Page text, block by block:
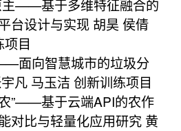
主——基于多维特征融合的
台设计与实现 胡昊 侯倩
目
面向智慧城市的垃圾分
凡 马玉洁 创新训练项目
”——基于云端API的农作
对比与轻量化应用研究 黄